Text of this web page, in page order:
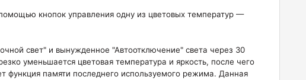
кнопок управления одну из цветовых температур —
свет" и вынужденное "Автоотключение" света через 30
уменьшается цветовая температура и яркость, после чего
функция памяти последнего используемого режима. Данная